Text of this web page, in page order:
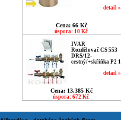
detail »
Cena: 66 Kč
úspora: 10 Kč
IVAR
Rozdělovač CS 553
DRS/12-
cestný/+skříňka P2 1
detail »
Cena: 13.385 Kč
úspora: 672 Kč